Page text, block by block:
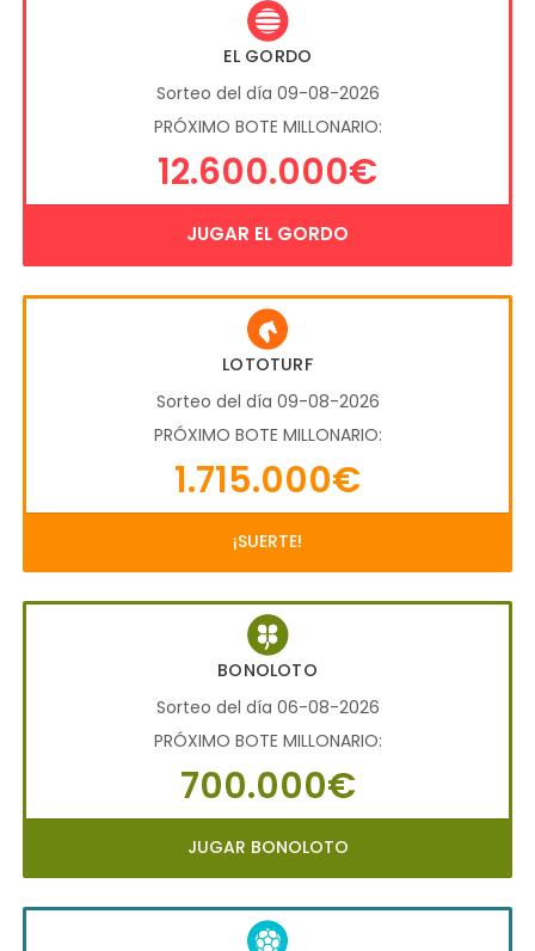
EL GORDO
Sorteo del día 09-08-2026
PRÓXIMO BOTE MILLONARIO:
12.600.000€
JUGAR EL GORDO
LOTOTURF
Sorteo del día 09-08-2026
PRÓXIMO BOTE MILLONARIO:
1.715.000€
¡SUERTE!
BONOLOTO
Sorteo del día 06-08-2026
PRÓXIMO BOTE MILLONARIO:
700.000€
JUGAR BONOLOTO